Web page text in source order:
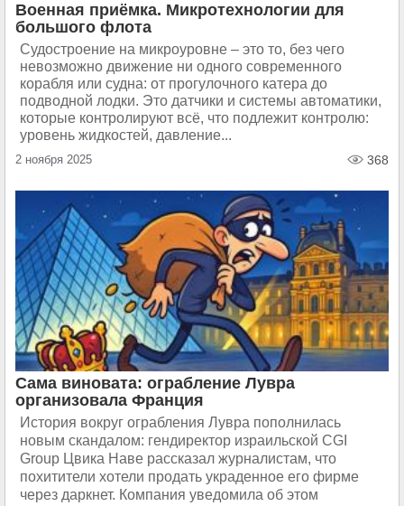
Военная приёмка. Микротехнологии для
большого флота
Судостроение на микроуровне – это то, без чего
невозможно движение ни одного современного
корабля или судна: от прогулочного катера до
подводной лодки. Это датчики и системы автоматики,
которые контролируют всё, что подлежит контролю:
уровень жидкостей, давление...
2 ноября 2025 368
Сама виновата: ограбление Лувра
организовала Франция
История вокруг ограбления Лувра пополнилась
новым скандалом: гендиректор израильской CGI
Group Цвика Наве рассказал журналистам, что
похитители хотели продать украденное его фирме
через даркнет. Компания уведомила об этом